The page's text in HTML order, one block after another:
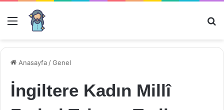
Menü
Anasayfa /Genel
İngiltere Kadın Millî